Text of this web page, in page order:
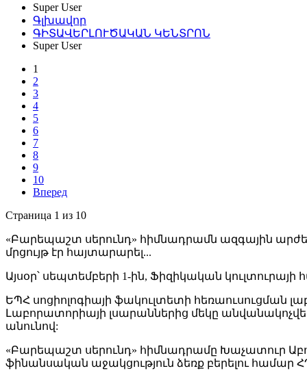
Super User
Գլխավոր
ԳԻՏԱՎԵՐԼՈՒԾԱԿԱՆ ԿԵՆՏՐՈՆ
Super User
1
2
3
4
5
6
7
8
9
10
Вперед
Страница 1 из 10
«Բարեպաշտ սերունդ» հիմնադրամն ազգային
մրցույթ էր հայտարարել...
Այսօր՝ սեպտեմբերի 1-ին, Ֆիզիկական
ԵՊՀ սոցիոլոգիայի ֆակուլտետի հեռաուսուցման
Լաբորատորիայի լսարաններից մեկը
անունով:
«Բարեպաշտ սերունդ» հիմնադրամը Խաչատուր
ֆինանսական աջակցություն ձեռք բերելու